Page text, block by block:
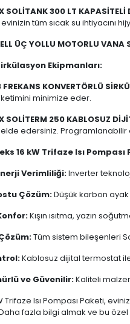
SOLİTANK 300 LT KAPASİTELİ
tüm sıcak su ihtiyacını
ÜÇ YOLLU MOTORLU VANA
Ekipmanları:
KONVERTÖRLÜ
minimize eder.
SOLİTERM 250 KABLOSUZ
edersiniz.
16 kW Trifaze Isı
Verimliliği:Inverter
Çözüm:Düşük karbon
Kışın ısıtma, yazın
Tüm sistem bileşenleri
Kablosuz dijital termostat
ve Güvenilir:Kaliteli
Trifaze Isı Pompası Paketi,
Daha fazla bilgi almak ve bu